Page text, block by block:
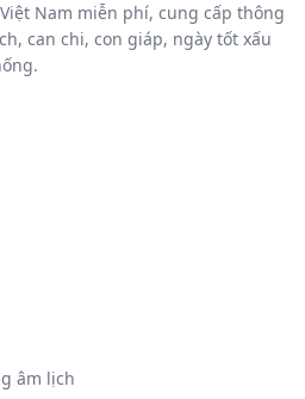
Nam miễn phí, cung cấp thông
can chi, con giáp, ngày tốt xấu
âm lịch